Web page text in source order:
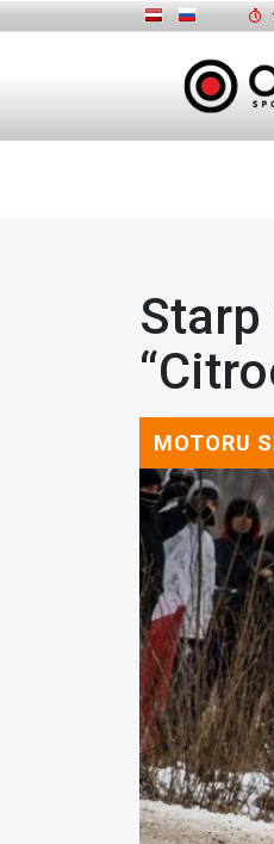
Starp
MOTORU